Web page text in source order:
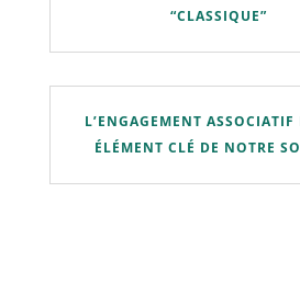
“CLASSIQUE”
L’ENGAGEMENT ASSOCIATIF
ÉLÉMENT CLÉ DE NOTRE